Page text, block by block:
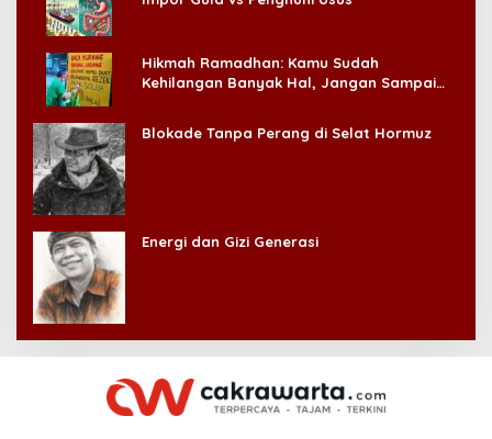
Hikmah Ramadhan: Kamu Sudah
Kehilangan Banyak Hal, Jangan Sampai
Blokade Tanpa Perang di Selat Hormuz
Energi dan Gizi Generasi